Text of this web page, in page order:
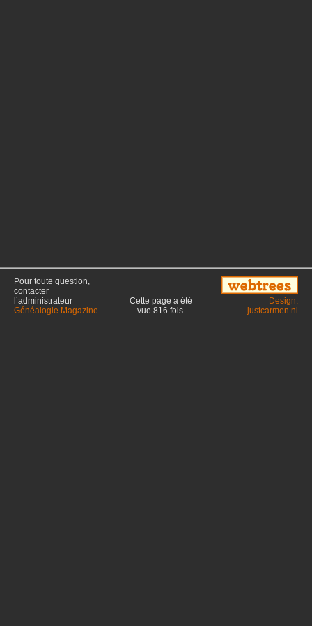
Pour toute question,
contacter
l’administrateur
Généalogie Magazine.
Cette page a été
vue 816 fois.
Design:
justcarmen.nl